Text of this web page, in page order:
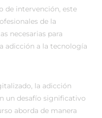
de intervención, este
de la
necesarias para
adicción a la tecnología
la adicción
un desafío significativo
aborda de manera